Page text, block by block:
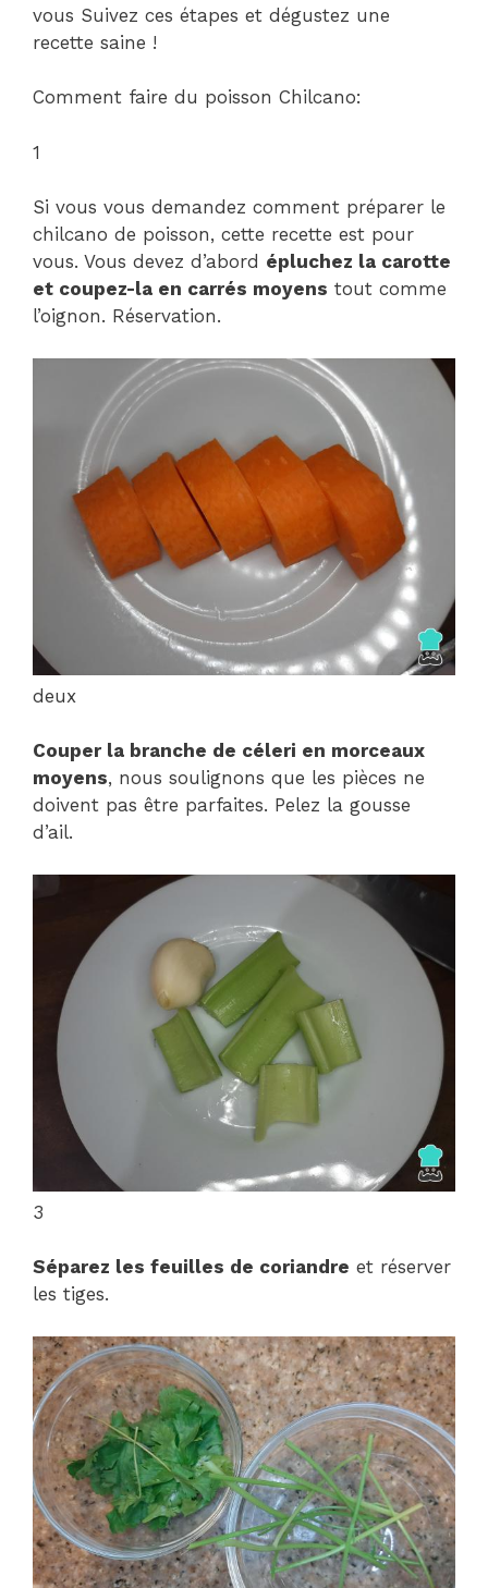
vous Suivez ces étapes et dégustez une
recette saine !
Comment faire du poisson Chilcano:
1
Si vous vous demandez comment préparer le
chilcano de poisson, cette recette est pour
vous. Vous devez d’abord épluchez la carotte
et coupez-la en carrés moyens tout comme
l’oignon. Réservation.
deux
Couper la branche de céleri en morceaux
moyens, nous soulignons que les pièces ne
doivent pas être parfaites. Pelez la gousse
d’ail.
3
Séparez les feuilles de coriandre et réserver
les tiges.